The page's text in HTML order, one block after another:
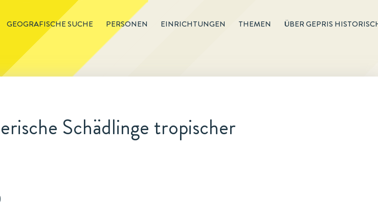
GEOGRAFISCHE SUCHE PERSONEN EINRICHTUNGEN THEMEN ÜBER GEPRIS
Schädlinge tropischer